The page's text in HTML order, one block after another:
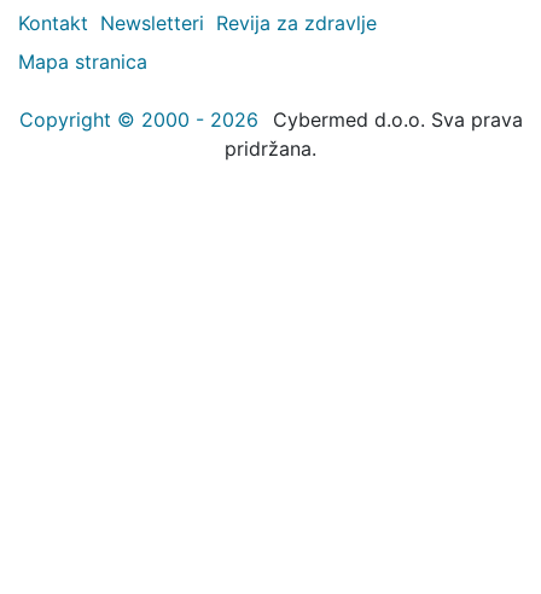
Kontakt Newsletteri Revija za zdravlje
Mapa stranica
Copyright © 2000 - 2026
Cybermed d.o.o. Sva prava
pridržana.